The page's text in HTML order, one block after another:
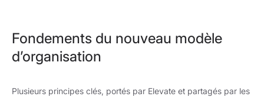
Fondements du nouveau modèle
d’organisation
Plusieurs principes clés, portés par Elevate et partagés par les